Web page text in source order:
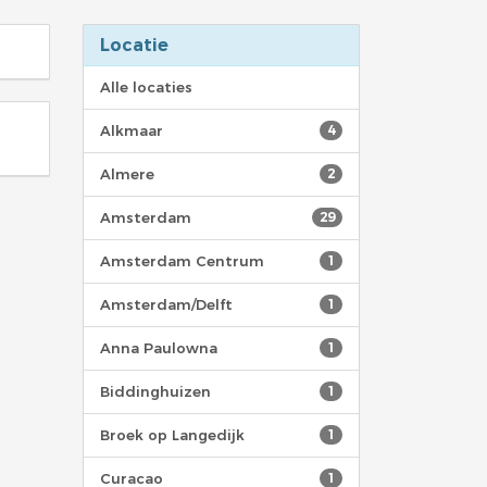
Locatie
Alle locaties
4
Alkmaar
2
Almere
29
Amsterdam
1
Amsterdam Centrum
1
Amsterdam/Delft
1
Anna Paulowna
1
Biddinghuizen
1
Broek op Langedijk
1
Curacao